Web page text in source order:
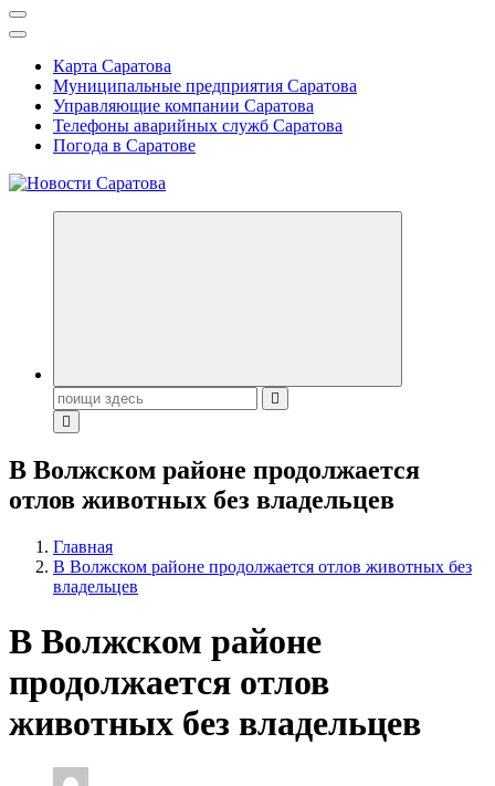
Карта Саратова
Муниципальные предприятия Саратова
Управляющие компании Саратова
Телефоны аварийных служб Саратова
Погода в Саратове
Поиск:
В Волжском районе продолжается
отлов животных без владельцев
Главная
В Волжском районе продолжается отлов животных без
владельцев
В Волжском районе
продолжается отлов
животных без владельцев